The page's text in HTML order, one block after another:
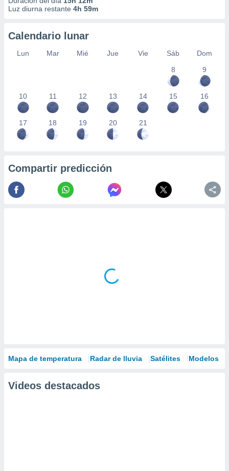
Luz diurna restante 4h 59m
Calendario lunar
Lun Mar Mié Jue Vie Sáb
Dom
8
9
10 11 12 13 14 15 16
17 18 19 20 21
Compartir predicción
Mapa de temperatura Radar de lluvia Satélites Modelos
Videos destacados